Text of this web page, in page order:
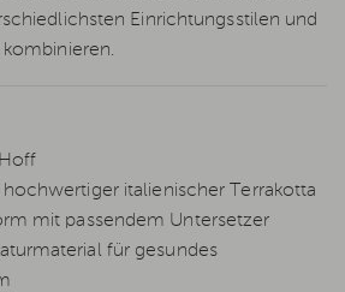
Einrichtungsstilen und
italienischer Terrakotta
mit passendem Untersetzer
für gesundes